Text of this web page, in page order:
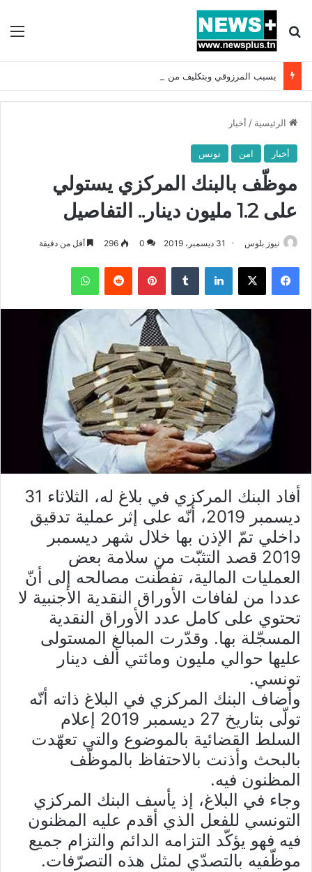
بحث عن
الرئيسية / أخبار
أخبار امن تونس
موظّف بالبنك المركزي يستولي
على 1.2 مليون دينار.. التفاصيل
نيوز بلوس 31 ديسمبر، 2019 0
296 أقل من دقيقة
فيسبوك X لينكدإن بينتيريست واتساب
أفاد البنك المركزي في بلاغ له، الثلاثاء 31
ديسمبر 2019، أنّه على إثر عملية تدقيق
داخلي تمّ الإذن بها خلال شهر ديسمبر
2019 قصد التثبّت من سلامة بعض
العمليات المالية، تفطّنت مصالحه إلى أنّ
عددا من لفافات الأوراق النقدية الأجنبية لا
تحتوي على كامل عدد الأوراق النقدية
المسجّلة بها. وقدّرت المبالغ المستولى
عليها حوالي مليون ومائتي ألف دينار
تونسي.
وأضاف البنك المركزي في البلاغ ذاته أنّه
تولّى بتاريخ 27 ديسمبر 2019 إعلام
السلط القضائية بالموضوع والتي تعهّدت
بالبحث وأذنت بالاحتفاظ بالموظّف
المظنون فيه.
وجاء في البلاغ، إذ يأسف البنك المركزي
التونسي للفعل الذي أقدم عليه المظنون
فيه فهو يؤكّد التزامه الدائم والتزام جميع
موظّفيه بالتصدّي لمثل هذه التصرّفات.